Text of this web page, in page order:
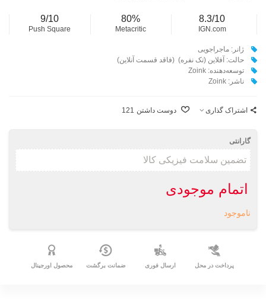
8.3/10
IGN.com
80%
Metacritic
9/10
Push Square
ژانر: ماجراجویی
حالت: آفلاین (تک نفره) (فاقد قسمت آنلاین)
توسعه‌دهنده: Zoink
ناشر: Zoink
اشتراک گذاری دوست داشتن 121
گارانتی
اتمام موجودی
ناموجود
پرداخت در محل ارسال فوری ضمانت برگشت محصول اورجینال